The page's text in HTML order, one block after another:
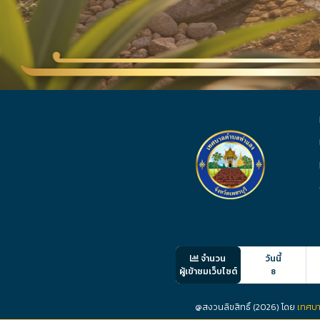
จำนวน
ผู้เข้าชมเว็บไซต์
วันนี้
8
@สงวนลิขสิทธิ์ (2026) โดย เทศบ